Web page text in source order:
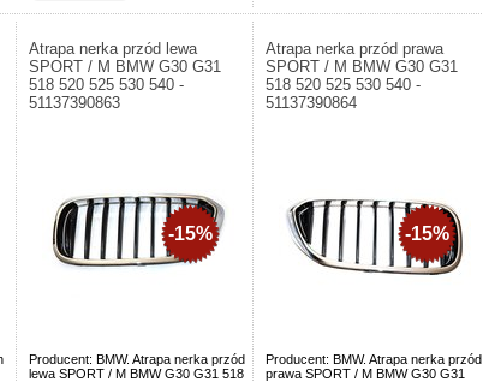
Atrapa nerka przód lewa
SPORT / M BMW G30 G31
518 520 525 530 540 -
51137390863
Producent: BMW. Atrapa nerka przód
lewa SPORT / M BMW G30 G31 518
-15%
Atrapa nerka przód prawa
SPORT / M BMW G30 G31
518 520 525 530 540 -
51137390864
Producent: BMW. Atrapa nerka przód
prawa SPORT / M BMW G30 G31
-15%